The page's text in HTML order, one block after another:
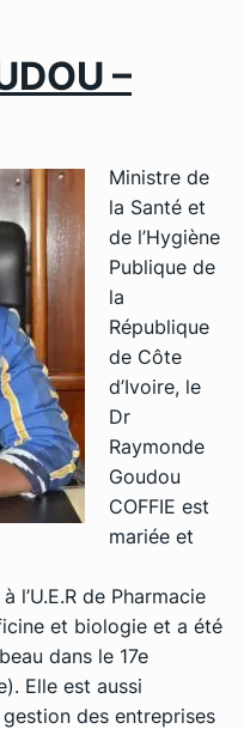
–
Ministre de
la Santé et
de l’Hygiène
Publique de
la
République
de Côte
d’Ivoire, le
Dr
Raymonde
Goudou
COFFIE est
mariée et
l’U.E.R de Pharmacie
et biologie et a été
dans le 17e
Elle est aussi
des entreprises